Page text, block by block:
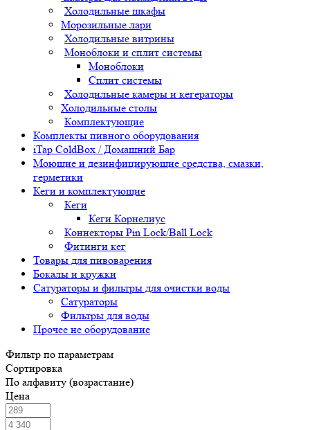
Холодильные шкафы
Морозильные лари
Холодильные витрины
Моноблоки и сплит системы
Моноблоки
Сплит системы
Холодильные камеры и кегераторы
Холодильные столы
Комплектующие
Комплекты пивного оборудования
iTap ColdBox / Домашний Бар
Моющие и дезинфицирующие средства, смазки,
герметики
Кеги и комплектующие
Кеги
Кеги Корнелиус
Коннекторы Pin Lock/Ball Lock
Фитинги кег
Товары для пивоварения
Бокалы и кружки
Сатураторы и фильтры для очистки воды
Сатураторы
Фильтры для воды
Прочее не оборудование
Фильтр по параметрам
Сортировка
По алфавиту (возрастание)
Цена